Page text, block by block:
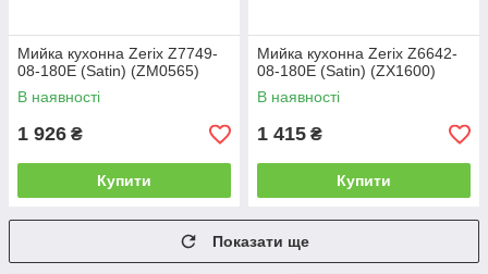
Мийка кухонна Zerix Z7749-
08-180E (Satin) (ZM0565)
В наявності
1 926 ₴
Купити
Мийка кухонна Zerix Z6642-
08-180E (Satin) (ZX1600)
В наявності
1 415 ₴
Купити
Показати ще